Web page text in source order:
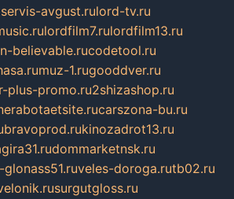
avgust.rulord-tv.ru
lordfilm7.rulordfilm13.ru
believable.rucodetool.ru
muz-1.rugooddver.ru
plus-promo.ru2shizashop.ru
carszona-bu.ru
bravoprod.rukinozadrot13.ru
dommarketnsk.ru
glonass51.ruveles-doroga.rutb02.ru
surgutgloss.ru